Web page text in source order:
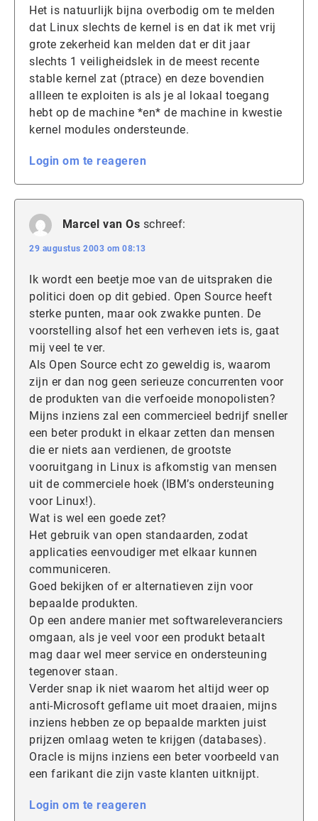
Het is natuurlijk bijna overbodig om te melden
dat Linux slechts de kernel is en dat ik met vrij
grote zekerheid kan melden dat er dit jaar
slechts 1 veiligheidslek in de meest recente
stable kernel zat (ptrace) en deze bovendien
allleen te exploiten is als je al lokaal toegang
hebt op de machine *en* de machine in kwestie
kernel modules ondersteunde.
Login om te reageren
Marcel van Os schreef:
29 augustus 2003 om 08:13
Ik wordt een beetje moe van de uitspraken die
politici doen op dit gebied. Open Source heeft
sterke punten, maar ook zwakke punten. De
voorstelling alsof het een verheven iets is, gaat
mij veel te ver.
Als Open Source echt zo geweldig is, waarom
zijn er dan nog geen serieuze concurrenten voor
de produkten van die verfoeide monopolisten?
Mijns inziens zal een commercieel bedrijf sneller
een beter produkt in elkaar zetten dan mensen
die er niets aan verdienen, de grootste
vooruitgang in Linux is afkomstig van mensen
uit de commerciele hoek (IBM’s ondersteuning
voor Linux!).
Wat is wel een goede zet?
Het gebruik van open standaarden, zodat
applicaties eenvoudiger met elkaar kunnen
communiceren.
Goed bekijken of er alternatieven zijn voor
bepaalde produkten.
Op een andere manier met softwareleveranciers
omgaan, als je veel voor een produkt betaalt
mag daar wel meer service en ondersteuning
tegenover staan.
Verder snap ik niet waarom het altijd weer op
anti-Microsoft geflame uit moet draaien, mijns
inziens hebben ze op bepaalde markten juist
prijzen omlaag weten te krijgen (databases).
Oracle is mijns inziens een beter voorbeeld van
een farikant die zijn vaste klanten uitknijpt.
Login om te reageren